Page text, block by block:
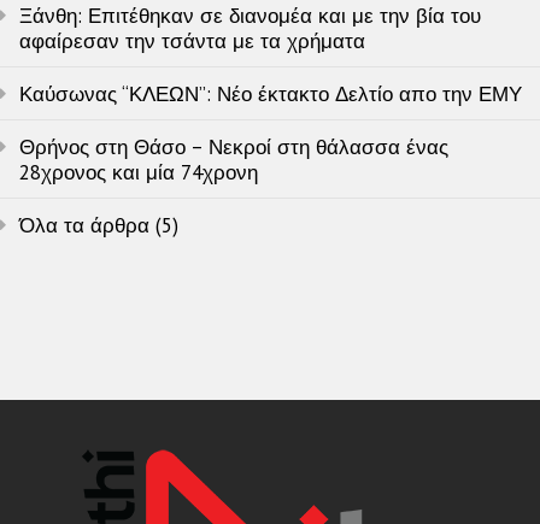
Ξάνθη: Επιτέθηκαν σε διανομέα και με την βία του
αφαίρεσαν την τσάντα με τα χρήματα
Καύσωνας “ΚΛΕΩΝ”: Νέο έκτακτο Δελτίο απο την ΕΜΥ
Θρήνος στη Θάσο – Νεκροί στη θάλασσα ένας
28χρονος και μία 74χρονη
Όλα τα άρθρα (5)